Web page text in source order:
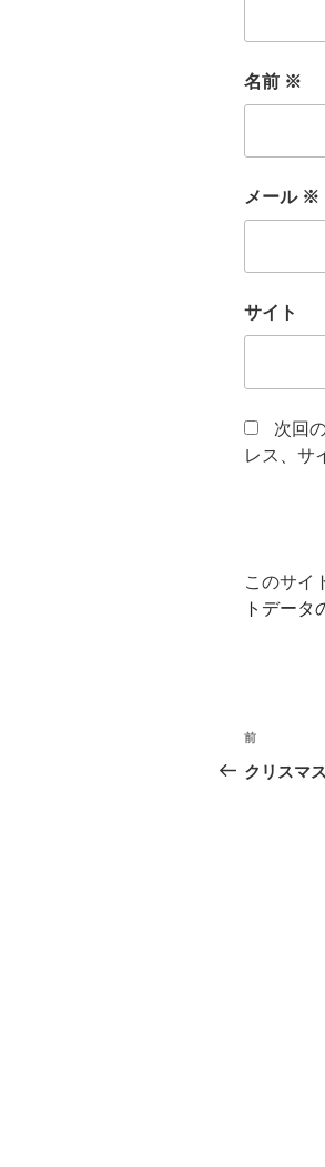
名前 ※
メール ※
サイト
次回
レス、サ
このサイ
トデータ
投
稿
前
の
前
クリスマ